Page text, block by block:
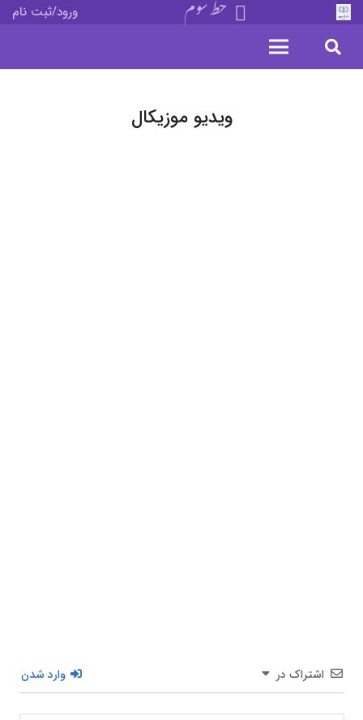
خط سوم ورود/ثبت نام
ویدیو موزیکال
اشتراک در وارد شدن